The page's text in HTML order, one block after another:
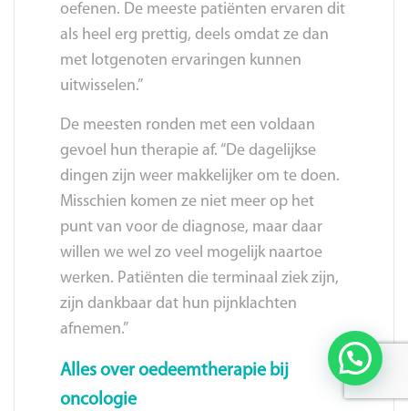
oefenen. De meeste patiënten ervaren dit
als heel erg prettig, deels omdat ze dan
met lotgenoten ervaringen kunnen
uitwisselen.”
De meesten ronden met een voldaan
gevoel hun therapie af. “De dagelijkse
dingen zijn weer makkelijker om te doen.
Misschien komen ze niet meer op het
punt van voor de diagnose, maar daar
willen we wel zo veel mogelijk naartoe
werken. Patiënten die terminaal ziek zijn,
zijn dankbaar dat hun pijnklachten
afnemen.”
Alles over oedeemtherapie bij
oncologie